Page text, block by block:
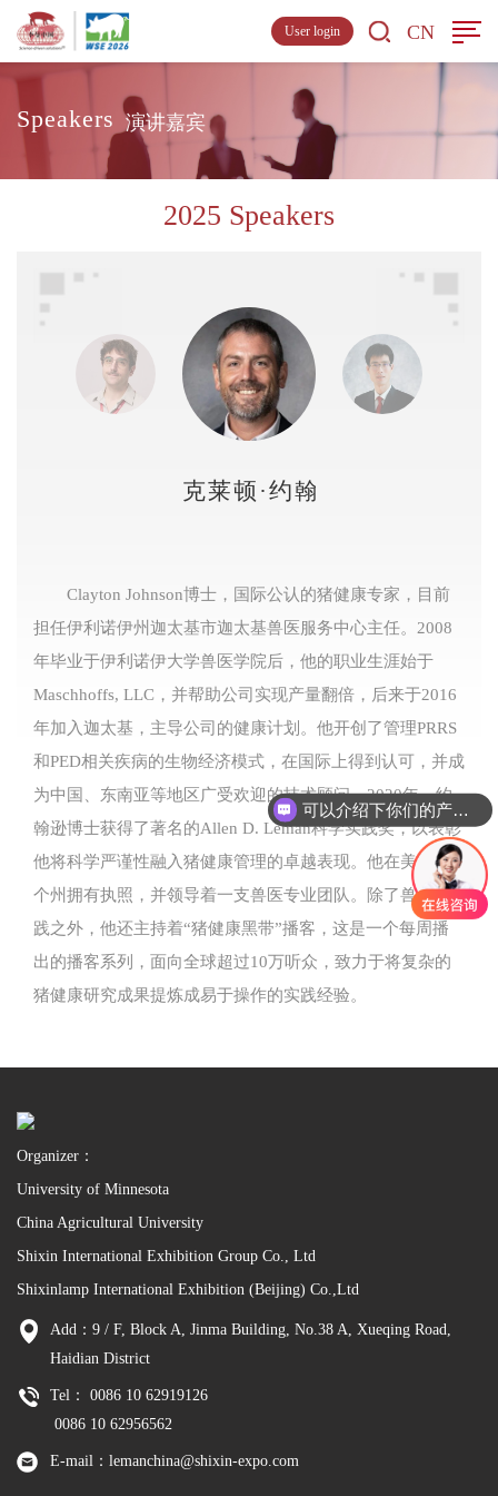
CN
User login
Speakers 演讲嘉宾
2025 Speakers
克莱顿·约翰斯顿
Clayton Johnson博士，国际公认的猪健康专家，目前
担任伊利诺伊州迦太基市迦太基兽医服务中心主任。2008
年毕业于伊利诺伊大学兽医学院后，他的职业生涯始于
Maschhoffs, LLC，并帮助公司实现产量翻倍，后来于2016
年加入迦太基，主导公司的健康计划。他开创了管理PRRS
和PED相关疾病的生物经济模式，在国际上得到认可，并成
为中国、东南亚等地区广受欢迎的技术顾问。2020年，约
翰逊博士获得了著名的Allen D. Leman科学实践奖，以表彰
他将科学严谨性融入猪健康管理的卓越表现。他在美国七
个州拥有执照，并领导着一支兽医专业团队。除了兽医实
践之外，他还主持着“猪健康黑带”播客，这是一个每周播
出的播客系列，面向全球超过10万听众，致力于将复杂的
猪健康研究成果提炼成易于操作的实践经验。
Organizer：
University of Minnesota
China Agricultural University
Shixin International Exhibition Group Co., Ltd
Shixinlamp International Exhibition (Beijing) Co.,Ltd
Add：9 / F, Block A, Jinma Building, No.38 A, Xueqing Road,
Haidian District
Tel： 0086 10 62919126
0086 10 62956562
E-mail：lemanchina@shixin-expo.com
可以介绍下你们的产品么